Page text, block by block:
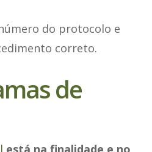
do protocolo e
correto.
de
está na finalidade e no